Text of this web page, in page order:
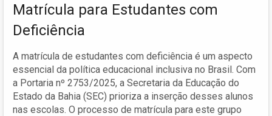
Matrícula para Estudantes com
Deficiência
A matrícula de estudantes com deficiência é um aspecto
essencial da política educacional inclusiva no Brasil. Com
a Portaria nº 2753/2025, a Secretaria da Educação do
Estado da Bahia (SEC) prioriza a inserção desses alunos
nas escolas. O processo de matrícula para este grupo